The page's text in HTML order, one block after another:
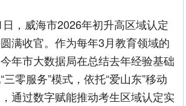
，威海市2026年初升高区域认定
满收官。作为每年3月教育领域的
年市大数据局在总结去年经验基础
三零服务”模式，依托“爱山东”移动
通过数字赋能推动考生区域认定实